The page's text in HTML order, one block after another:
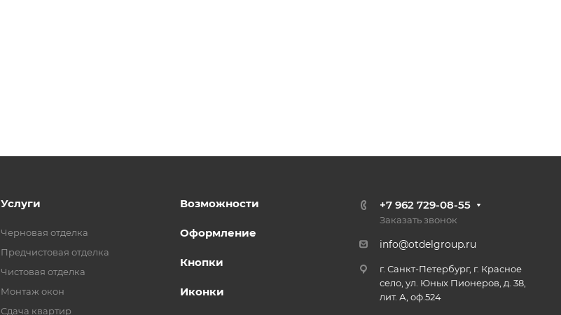
Услуги
Черновая отделка
Предчистовая отделка
Чистовая отделка
Монтаж окон
Сдача квартир
Возможности
Оформление
Кнопки
Иконки
+7 962 729-08-55
Заказать звонок
info@otdelgroup.ru
г. Санкт-Петербург, г. Красное
село, ул. Юных Пионеров, д. 38,
лит. А, оф.524